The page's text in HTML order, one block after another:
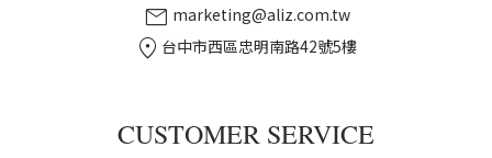
mail marketing@aliz.com.tw
location_on 台中市西區忠明南路42號5樓
CUSTOMER SERVICE